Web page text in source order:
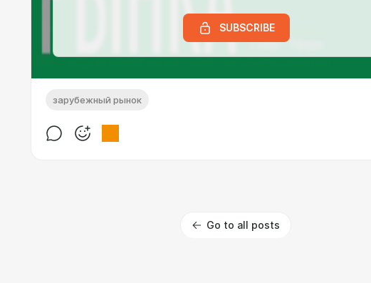
SUBSCRIBE
зарубежный рынок
Go to all posts